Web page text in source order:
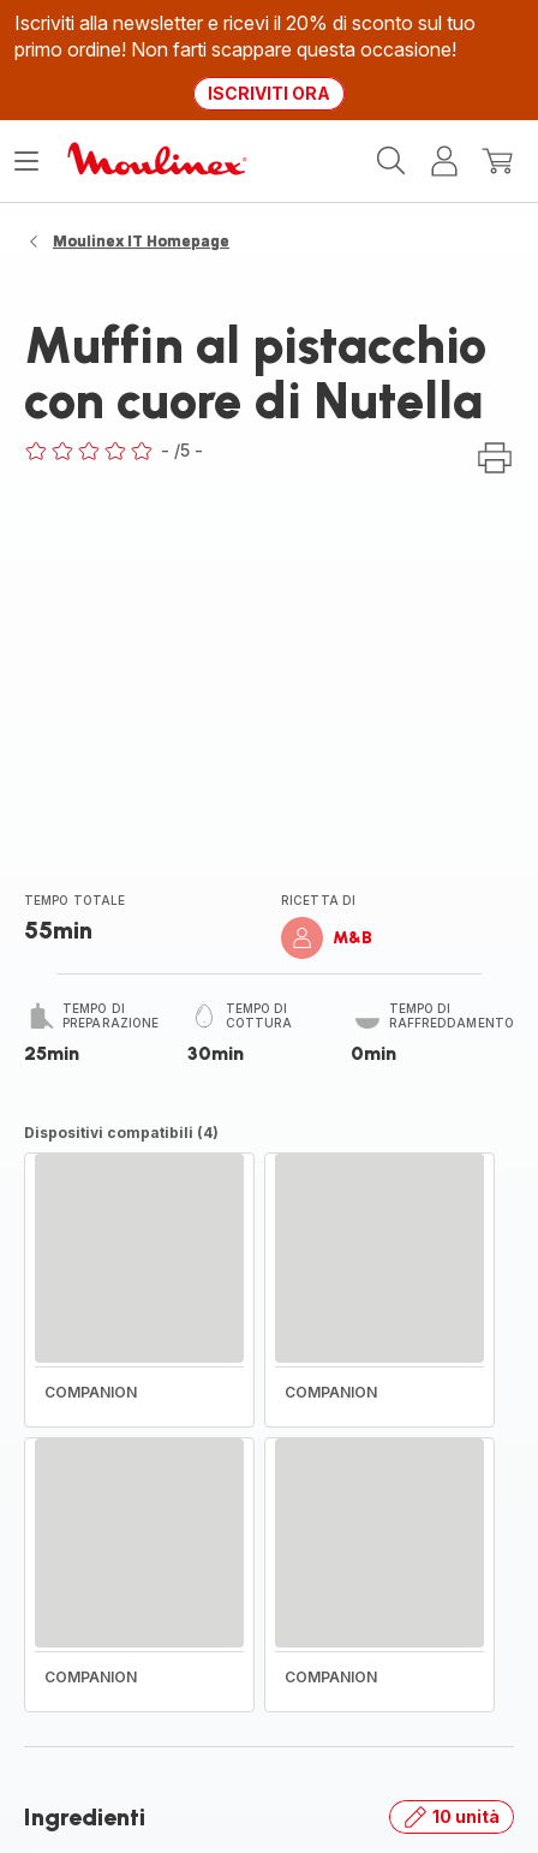
Iscriviti alla newsletter e ricevi il 20% di sconto sul tuo
primo ordine! Non farti scappare questa occasione!
ISCRIVITI ORA
Il
Apri
Moulinex IT Homepage
Muffin al pistacchio
con cuore di Nutella
- /5 -
TEMPO TOTALE
55min
RICETTA DI
M&B
TEMPO DI
PREPARAZIONE
25min
TEMPO DI
COTTURA
30min
TEMPO DI
RAFFREDDAMENTO
0min
Dispositivi compatibili (4)
COMPANION COMPANION
COMPANION COMPANION
Ingredienti 10 unità